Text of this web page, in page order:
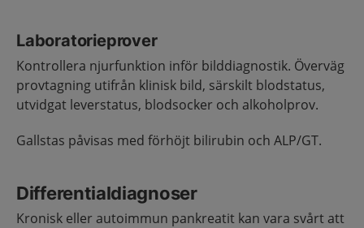
Laboratorieprover
Kontrollera njurfunktion inför bilddiagnostik. Överväg
provtagning utifrån klinisk bild, särskilt blodstatus,
utvidgat leverstatus, blodsocker och alkoholprov.
Gallstas påvisas med förhöjt bilirubin och ALP/GT.
Differentialdiagnoser
Kronisk eller autoimmun pankreatit kan vara svårt att